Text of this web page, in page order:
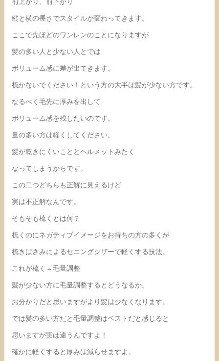
縦と横の長さでスタイルが変わってきます。
ここで先ほどのワンレンのことになりますが
髪の多い人と少ない人とでは
ボリューム感に差が出てきます。
梳かないでください！という方の大半は髪が少ない方です。
なるべく毛先に厚みを出して
ボリューム感を残したいのです。
量の多い方は軽くしてください。
髪が乾きにくいこととヘルメットみたく
なってしまうからです。
この二つどちらも正解に見えるけど
実は不正解なんです。
そもそも梳くとは何？
梳くのにネガティブイメージをお持ちの方の多くが
梳きばさみによるセニングシザーで軽くする技法。
これが梳く＝毛量調整
髪が少ない方に毛量調整するとどうなるか。
お分かりだと思いますがより髪は少なくなります。
では髪の多い方だと毛量調整はベストだと感じると
思いますが実は違うんですよ！
確かに軽くすると厚みは減らせますよ。